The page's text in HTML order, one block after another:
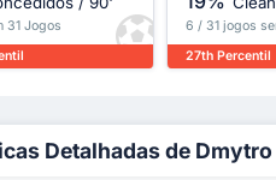
31 Jogos
6 / 31 jogos
27th Percentil
Detalhadas de